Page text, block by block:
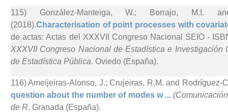
115) González-Manteiga, W.; Borrajo, M.I.
(2018).Characterisation of point processes with
de actas: Actas del XXXVII Congreso Nacional SEIO -
XXXVII Congreso Nacional de Estadística e Investigación
de Estadística Pública. Oviedo (España).
116) Ameijeiras-Alonso, J.; Crujeiras, R.M. and Rodríguez-
question about the number of modes w ...
de R. Granada (España).